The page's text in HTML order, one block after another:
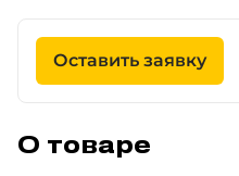
Оставить заявку
О товаре